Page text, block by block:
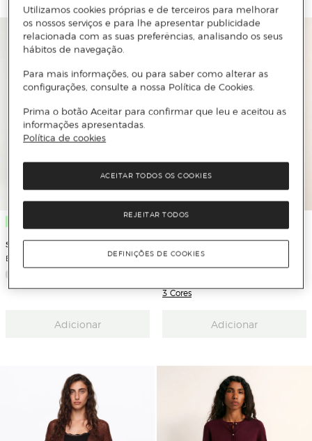
Sfera
Blusão aos Quadrados
Adicionar
Sfera
Casaco de Malha com Pelo
3 Cores
Adicionar
Utilizamos cookies próprias e de terceiros para melhorar
os nossos serviços e para lhe apresentar publicidade
relacionada com as suas preferências, analisando os seus
hábitos de navegação.
Para mais informações, ou para saber como alterar as
configurações, consulte a nossa Política de Cookies.
Prima o botão Aceitar para confirmar que leu e aceitou as
informações apresentadas.
Política de cookies
REJEITAR TODOS
ACEITAR TODOS OS COOKIES
DEFINIÇÕES DE COOKIES